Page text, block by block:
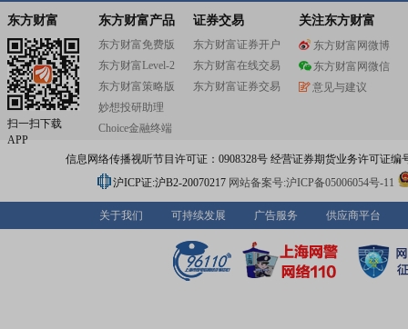
网工程技术研究中心、广东省智慧车联网工业设计中心、
求》、《汽车行驶记录仪联网通信技术要求》、《道路运
智能视频监控报警系统终端技术规范》、《道路运输车辆
频监控报警系统通讯协议规范》、《商用车智能网联系统
端通讯协议规范与数据格式》等多项团体标准。经过多年
公司获得了“广东省名牌产品”、“广东省制造业500强”、“中
车主动安全十佳产品供应商”等荣誉称号。
东方财富
扫一扫下载
APP
东方财富产品
东方财富免费版
东方财富Level-2
东方财富策略版
妙想投研助理
Choice金融终端
证券交易
东方财富证券开户
东方财富在线交易
东方财富证券交易
关注东方财富
东方财富网微博
东方财富网微信
意见与建议
信息网络传播视听节目许可证：0908328号 经营证券期货业务许可证编
沪ICP证:沪B2-20070217 网站备案号:沪ICP备05006054号-11
关于我们 可持续发展 广告服务 供应商平台